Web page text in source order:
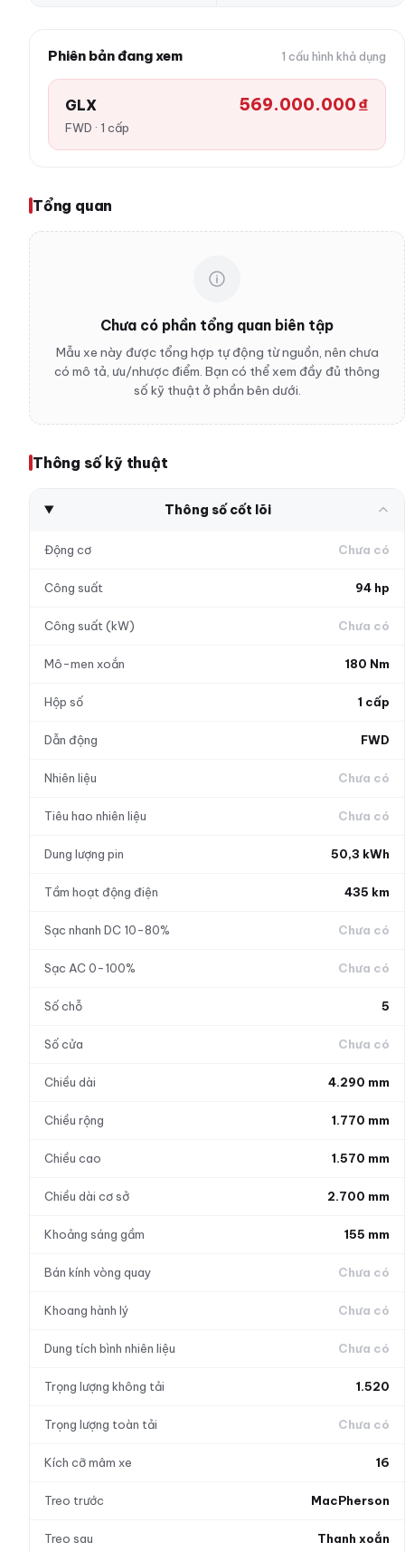
Phiên bản đang xem 1 cấu hình khả dụng
GLX
FWD · 1 cấp
569.000.000 ₫
Tổng quan
Chưa có phần tổng quan biên tập
Mẫu xe này được tổng hợp tự động từ nguồn, nên chưa
có mô tả, ưu/nhược điểm. Bạn có thể xem đầy đủ thông
số kỹ thuật ở phần bên dưới.
Thông số kỹ thuật
Thông số cốt lõi
Động cơ Chưa có
Công suất 94 hp
Công suất (kW) Chưa có
Mô-men xoắn 180 Nm
Hộp số 1 cấp
Dẫn động FWD
Nhiên liệu Chưa có
Tiêu hao nhiên liệu Chưa có
Dung lượng pin 50,3 kWh
Tầm hoạt động điện 435 km
Sạc nhanh DC 10-80% Chưa có
Sạc AC 0-100% Chưa có
Số chỗ 5
Số cửa Chưa có
Chiều dài 4.290 mm
Chiều rộng 1.770 mm
Chiều cao 1.570 mm
Chiều dài cơ sở 2.700 mm
Khoảng sáng gầm 155 mm
Bán kính vòng quay Chưa có
Khoang hành lý Chưa có
Dung tích bình nhiên liệu Chưa có
Trọng lượng không tải 1.520
Trọng lượng toàn tải Chưa có
Kích cỡ mâm xe 16
Treo trước MacPherson
Treo sau Thanh xoắn